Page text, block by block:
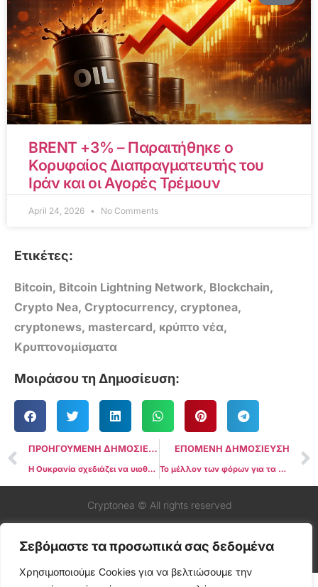
Σεβόμαστε τα προσωπικά σας δεδομένα
Χρησιμοποιούμε Cookies για να βελτιώσουμε την
BRENT +3% – Παραιτήθηκε ο
Κορυφαίος Διαπραγματευτής του
Ιράν και οι Αγορές Τρέμουν
April 24, 2026 No Comments
Ετικέτες:
Bitcoin, Bitcoin Lightning Network, Blockchain,
Crypto Nea, Cryptocurrency, cryptonea,
cryptonews, mastercard, κρύπτο νέα,
Κρυπτονομίσματα
Μοιράσου τη Δημοσίευση:
ΠΡΟΗΓΟΥΜΕΝΗ ΔΗΜΟΣΙΕΥΣΗ
Η Ουκρανία σχεδιάζει να υιοθετήσει τους νέους κανονισμούς της ΕΕ για τα κρύπτο
ΕΠΟΜΕΝΗ ΔΗΜΟΣΙΕΥΣΗ
Το μέλλον των φόρων για τα κρύπτο: Κατανόηση του διαρκώς μεταβαλλόμενου τοπίου
Cryptonea © All rights reserved